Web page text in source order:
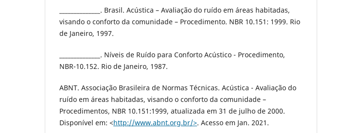
______________. Brasil. Acústica – Avaliação do ruído em áreas habitadas,
visando o conforto da comunidade – Procedimento. NBR 10.151: 1999. Rio
de Janeiro, 1997.
______________. Níveis de Ruído para Conforto Acústico - Procedimento,
NBR-10.152. Rio de Janeiro, 1987.
ABNT. Associação Brasileira de Normas Técnicas. Acústica - Avaliação do
ruído em áreas habitadas, visando o conforto da comunidade –
Procedimentos, NBR 10.151:1999, atualizada em 31 de julho de 2000.
Disponível em: ˂http://www.abnt.org.br/˃. Acesso em Jan. 2021.